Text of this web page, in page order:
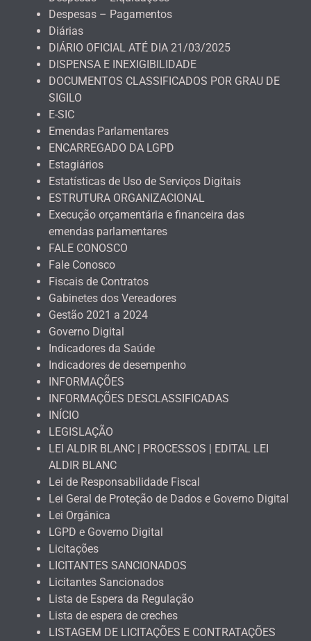
Despesas – Pagamentos
Diárias
DIÁRIO OFICIAL ATÉ DIA 21/03/2025
DISPENSA E INEXIGIBILIDADE
DOCUMENTOS CLASSIFICADOS POR GRAU DE
SIGILO
E-SIC
Emendas Parlamentares
ENCARREGADO DA LGPD
Estagiários
Estatísticas de Uso de Serviços Digitais
ESTRUTURA ORGANIZACIONAL
Execução orçamentária e financeira das
emendas parlamentares
FALE CONOSCO
Fale Conosco
Fiscais de Contratos
Gabinetes dos Vereadores
Gestão 2021 a 2024
Governo Digital
Indicadores da Saúde
Indicadores de desempenho
INFORMAÇÕES
INFORMAÇÕES DESCLASSIFICADAS
INÍCIO
LEGISLAÇÃO
LEI ALDIR BLANC | PROCESSOS | EDITAL LEI
ALDIR BLANC
Lei de Responsabilidade Fiscal
Lei Geral de Proteção de Dados e Governo Digital
Lei Orgânica
LGPD e Governo Digital
Licitações
LICITANTES SANCIONADOS
Licitantes Sancionados
Lista de Espera da Regulação
Lista de espera de creches
LISTAGEM DE LICITAÇÕES E CONTRATAÇÕES